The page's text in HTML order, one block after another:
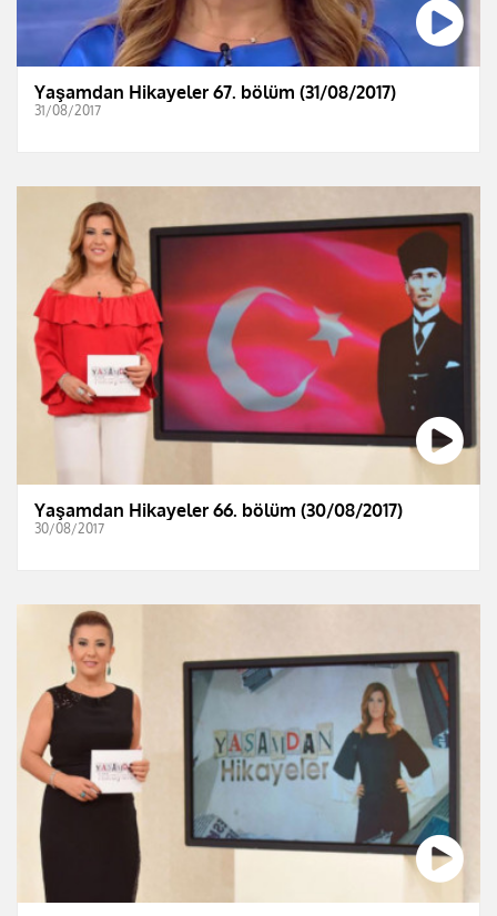
Yaşamdan Hikayeler 67. bölüm (31/08/2017)
31/08/2017
Yaşamdan Hikayeler 66. bölüm (30/08/2017)
30/08/2017